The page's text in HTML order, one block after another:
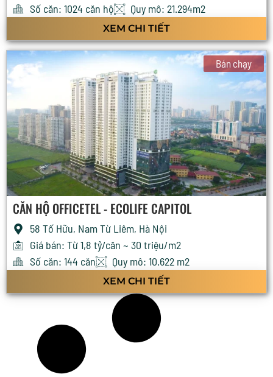
Số căn: 1024 căn hộ
Quy mô: 21.294m2
XEM CHI TIẾT
Bán chạy
CĂN HỘ OFFICETEL - ECOLIFE CAPITOL
58 Tố Hữu, Nam Từ Liêm, Hà Nội
Giá bán: Từ 1,8 tỷ/căn ~ 30 triệu/m2
Số căn: 144 căn
Quy mô: 10.622 m2
XEM CHI TIẾT